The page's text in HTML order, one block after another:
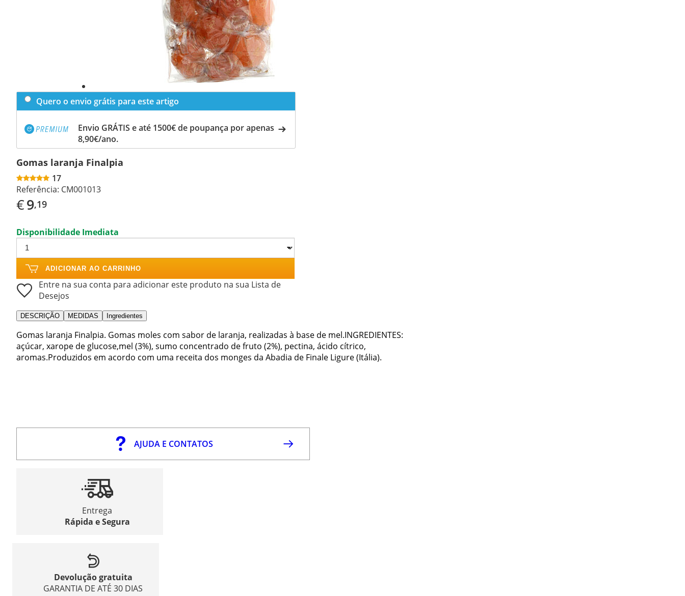
Quero o envio grátis para este artigo
Envio GRÁTIS e até 1500€ de poupança por apenas
8,90€/ano.
Gomas laranja Finalpia
17
Referência: CM001013
€9,19
Disponibilidade Imediata
ADICIONAR AO CARRINHO
Entre na sua conta para adicionar este produto na sua Lista de
Desejos
DESCRIÇÃO MEDIDAS Ingredientes
Gomas laranja Finalpia. Gomas moles com sabor de laranja, realizadas à base de mel.INGREDIENTES:
açúcar, xarope de glucose,mel (3%), sumo concentrado de fruto (2%), pectina, ácido cítrico,
aromas.Produzidos em acordo com uma receita dos monges da Abadia de Finale Ligure (Itália).
AJUDA E CONTATOS
Entrega
Rápida e Segura
Devolução gratuita
GARANTIA DE ATÉ 30 DIAS